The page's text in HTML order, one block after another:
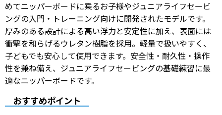
めてニッパーボードに乗るお子様やジュニアライフセービ
ングの入門・トレーニング向けに開発されたモデルです。
厚みのある設計による高い浮力と安定性に加え、表面には
衝撃を和らげるウレタン樹脂を採用。軽量で扱いやすく、
子どもでも安心して使用できます。安全性・耐久性・操作
性を兼ね備え、ジュニアライフセービングの基礎練習に最
適なニッパーボードです。
おすすめポイント